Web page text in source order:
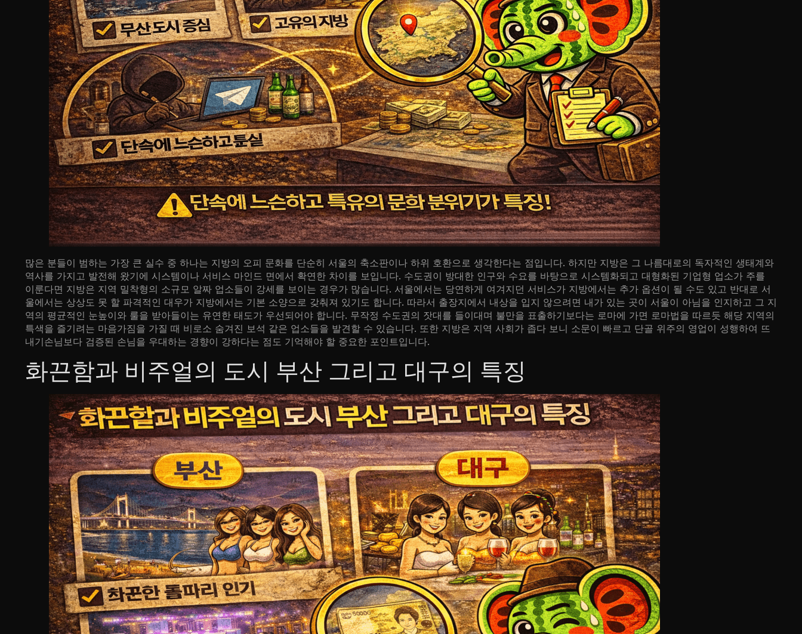
많은 분들이 범하는 가장 큰 실수 중 하나는 지방의 오피 문화를 단순히 서울의 축소판이나 하위 호환으로 생각한다는 점입니다. 하지만 지방은 그 나름대로의 독자적인 생태계와
역사를 가지고 발전해 왔기에 시스템이나 서비스 마인드 면에서 확연한 차이를 보입니다. 수도권이 방대한 인구와 수요를 바탕으로 시스템화되고 대형화된 기업형 업소가 주를
이룬다면 지방은 지역 밀착형의 소규모 알짜 업소들이 강세를 보이는 경우가 많습니다. 서울에서는 당연하게 여겨지던 서비스가 지방에서는 추가 옵션이 될 수도 있고 반대로 서
울에서는 상상도 못 할 파격적인 대우가 지방에서는 기본 소양으로 갖춰져 있기도 합니다. 따라서 출장지에서 내상을 입지 않으려면 내가 있는 곳이 서울이 아님을 인지하고 그 지
역의 평균적인 눈높이와 룰을 받아들이는 유연한 태도가 우선되어야 합니다. 무작정 수도권의 잣대를 들이대며 불만을 표출하기보다는 로마에 가면 로마법을 따르듯 해당 지역의
특색을 즐기려는 마음가짐을 가질 때 비로소 숨겨진 보석 같은 업소들을 발견할 수 있습니다. 또한 지방은 지역 사회가 좁다 보니 소문이 빠르고 단골 위주의 영업이 성행하여 뜨
내기손님보다 검증된 손님을 우대하는 경향이 강하다는 점도 기억해야 할 중요한 포인트입니다.
화끈함과 비주얼의 도시 부산 그리고 대구의 특징